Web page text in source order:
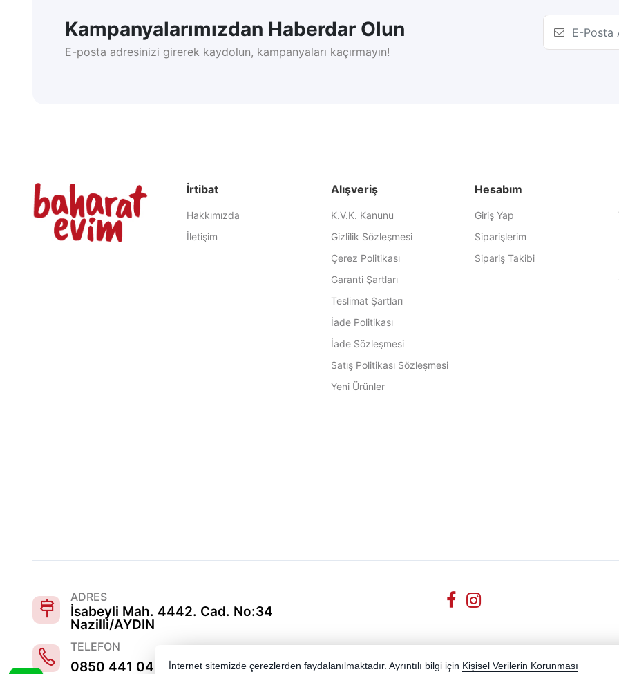
Kampanyalarımızdan Haberdar Olun
E-posta adresinizi girerek kaydolun, kampanyaları kaçırmayın!
İrtibat
Hakkımızda
İletişim
Alışveriş
K.V.K. Kanunu
Gizlilik Sözleşmesi
Çerez Politikası
Garanti Şartları
Teslimat Şartları
İade Politikası
İade Sözleşmesi
Satış Politikası Sözleşmesi
Yeni Ürünler
Hesabım
Giriş Yap
Siparişlerim
Sipariş Takibi
ADRES
İsabeyli Mah. 4442. Cad. No:34
Nazilli/AYDIN
TELEFON
0850 441 0486İnternet sitemizde çerezlerden faydalanılmaktadır. Ayrıntılı bilgi için Kişisel Verilerin Korunması